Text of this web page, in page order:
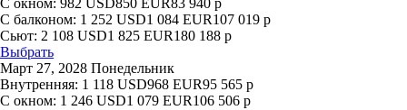
С балконом: 1 252 USD1 084 EUR107 019 р
Сьют: 2 108 USD1 825 EUR180 188 р
Выбрать
Март 27, 2028 Понедельник
Внутренняя: 1 118 USD968 EUR95 565 р
С окном: 1 246 USD1 079 EUR106 506 р